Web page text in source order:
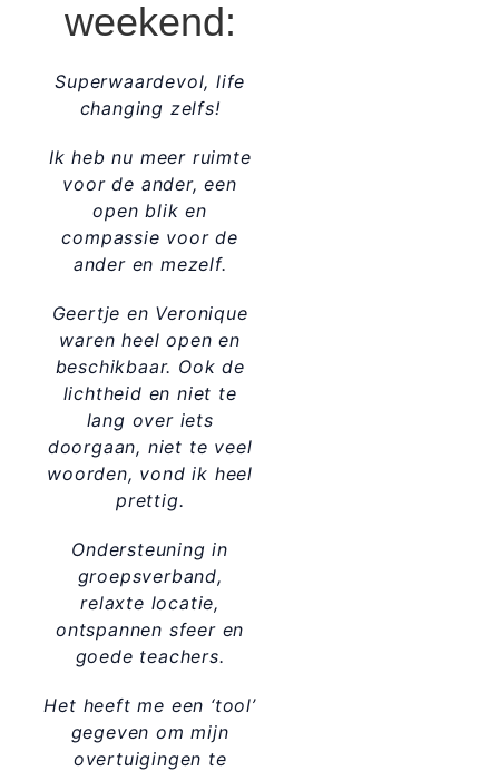
weekend:
Superwaardevol, life
changing zelfs!
Ik heb nu meer ruimte
voor de ander, een
open blik en
compassie voor de
ander en mezelf.
Geertje en Veronique
waren heel open en
beschikbaar. Ook de
lichtheid en niet te
lang over iets
doorgaan, niet te veel
woorden, vond ik heel
prettig.
Ondersteuning in
groepsverband,
relaxte locatie,
ontspannen sfeer en
goede teachers.
Het heeft me een ‘tool’
gegeven om mijn
overtuigingen te